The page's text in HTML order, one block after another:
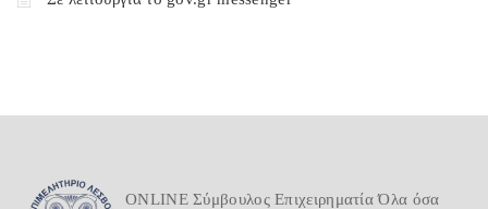
ONLINE Σύμβουλος Επιχειρηματία Όλα όσα